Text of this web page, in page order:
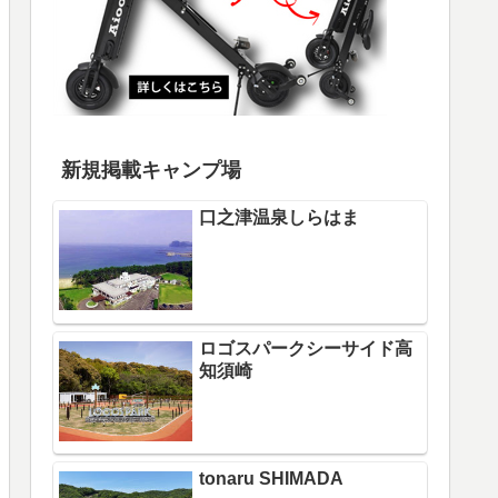
新規掲載キャンプ場
口之津温泉しらはま
ロゴスパークシーサイド高
知須崎
tonaru SHIMADA